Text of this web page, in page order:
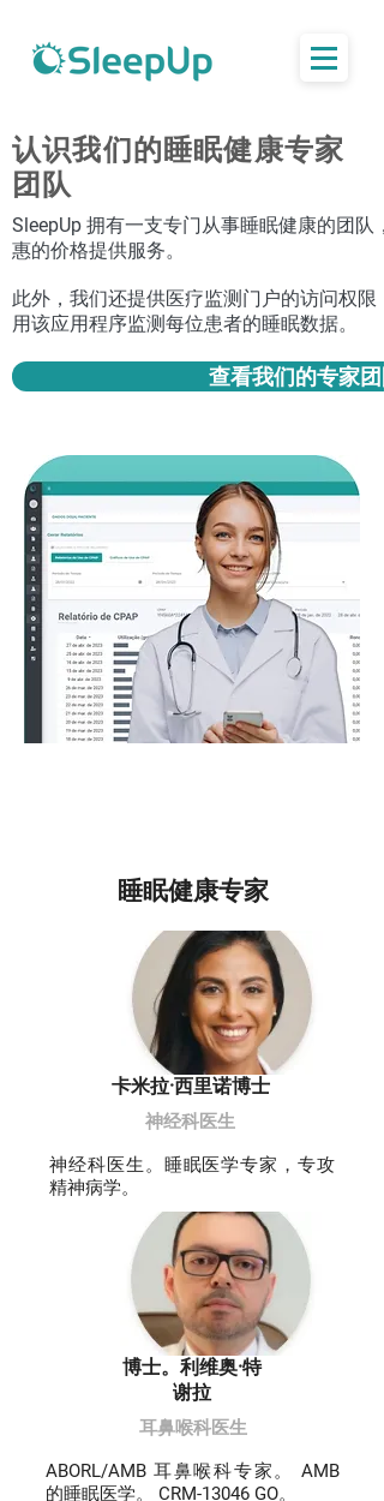
认识我们的睡眠健康专家
团队
SleepUp 拥有一支专门从事睡眠健康的团
惠的价格提供服务。
此外，我们还提供医疗监测门户的访问权
用该应用程序监测每位患者的睡眠数据。
查看我们的专家团
睡眠健康专家
卡米拉·西里诺博士
神经科医生
神经科医生。睡眠医学专家，专攻
精神病学。
博士。利维奥·特
谢拉
耳鼻喉科医生
ABORL/AMB 耳鼻喉科专家。 AMB
的睡眠医学。 CRM-13046 GO。